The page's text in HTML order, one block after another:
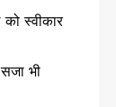
स्वीकार
भी